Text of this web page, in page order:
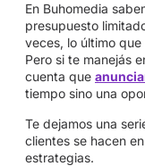
En Buhomedia
presupuesto
veces, lo último
Pero si te manejás
cuenta que
tiempo sino una
Te dejamos una
clientes se hacen
estrategias.